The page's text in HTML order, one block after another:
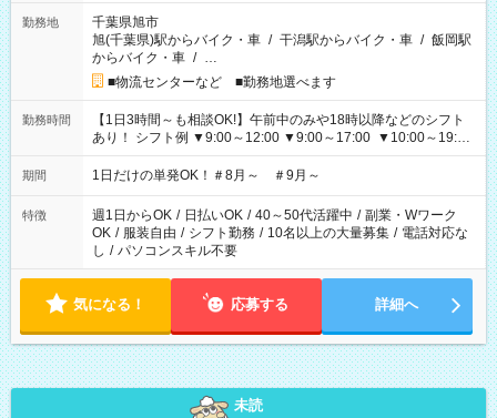
勤務地
千葉県旭市
旭(千葉県)駅からバイク・車 / 干潟駅からバイク・車 / 飯岡駅
からバイク・車 / …
■物流センターなど ■勤務地選べます
勤務時間
【1日3時間～も相談OK!】午前中のみや18時以降などのシフト
あり！ シフト例 ▼9:00～12:00 ▼9:00～17:00 ▼10:00～19:00
▼18:00～21:00
期間 1日だけの単発OK！＃8月～ ＃9月～
特徴 週1日からOK / 日払いOK / 40～50代活躍中 / 副業・Wワーク
OK / 服装自由 / シフト勤務 / 10名以上の大量募集 / 電話対応な
し / パソコンスキル不要
気になる！ 応募する 詳細へ
未読